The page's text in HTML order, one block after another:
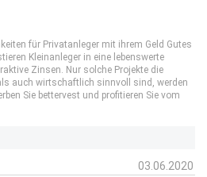
für Privatanleger mit ihrem Geld Gutes
Kleinanleger in eine lebenswerte
Zinsen. Nur solche Projekte die
auch wirtschaftlich sinnvoll sind, werden
Sie bettervest und profitieren Sie vom
03.06.2020